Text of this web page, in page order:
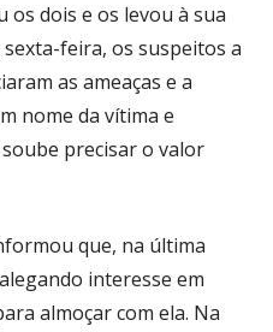
os dois e os levou à sua
sexta-feira, os suspeitos a
as ameaças e a
nome da vítima e
precisar o valor
que, na última
interesse em
almoçar com ela. Na